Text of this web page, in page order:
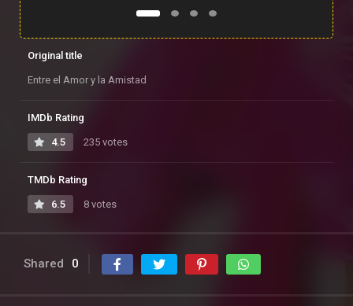
Original title
Entre el Amor y la Amistad
IMDb Rating
4.5 235 votes
TMDb Rating
6.5 8 votes
Shared 0